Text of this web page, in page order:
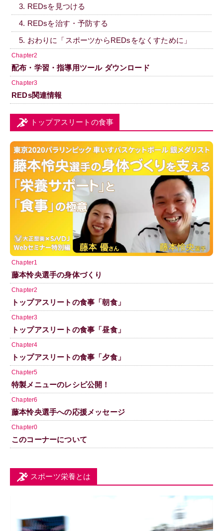
3. REDsを見つける
4. REDsを治す・予防する
5. おわりに「スポーツからREDsをなくすために」
Chapter2
配布・学習・指導用ツール ダウンロード
Chapter3
REDs関連情報
トップアスリートの食事
Chapter1
藤本怜央選手の身体づくり
Chapter2
トップアスリートの食事「朝食」
Chapter3
トップアスリートの食事「昼食」
Chapter4
トップアスリートの食事「夕食」
Chapter5
特製メニューのレシピ公開！
Chapter6
藤本怜央選手への応援メッセージ
Chapter0
このコーナーについて
スポーツ栄養とは